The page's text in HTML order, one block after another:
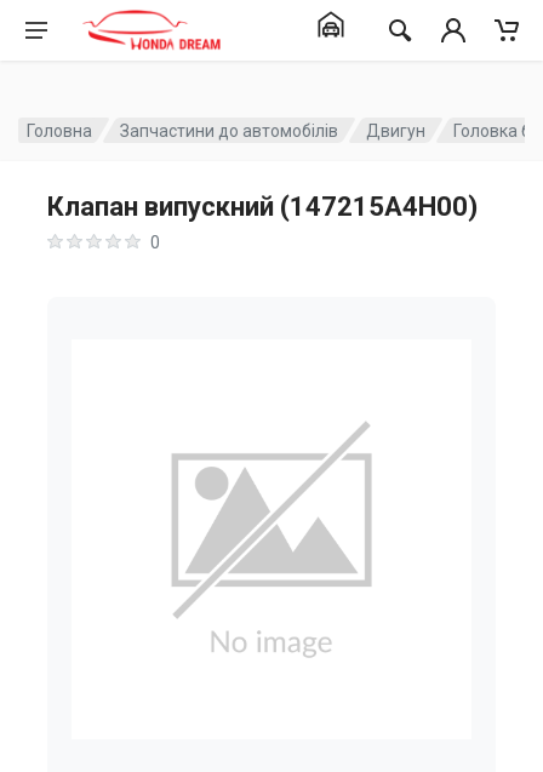
Головна Запчастини до автомобілів Двигун Головка
Клапан випускний (147215A4H00)
0